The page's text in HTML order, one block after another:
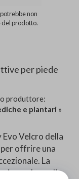
non
del prodotto.
per piede
produttore:
e plantari »
Velcro della
offrire una
La
in una base di